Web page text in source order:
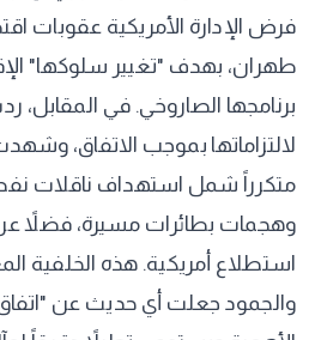
فرض الإدارة الأمريكية عقوبات
طهران، بهدف "تغيير سلوكها"
برنامجها الصاروخي. في المقابل،
لالتزاماتها بموجب الاتفاق،
متكرراً شمل استهداف ناقلات
وهجمات بطائرات مسيرة، فضلاً
استطلاع أمريكية. هذه الخلفية
والجمود جعلت أي حديث عن